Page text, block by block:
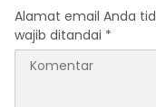
Alamat email Anda
wajib ditandai *